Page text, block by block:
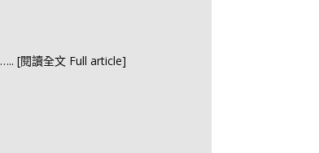
….. [閱讀全文 Full article]